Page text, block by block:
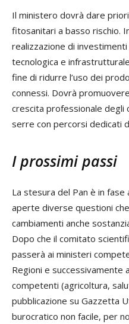
Il ministero dovrà dare
fitosanitari a basso rischio.
realizzazione di
tecnologica e
fine di ridurre l’uso dei
connessi. Dovrà
crescita professionale degli
serre con percorsi dedicati
I prossimi passi
La stesura del Pan è in
aperte diverse questioni
cambiamenti anche
Dopo che il comitato
passerà ai ministeri
Regioni e successivamente
competenti (agricoltura,
pubblicazione su Gazzetta
burocratico non facile, per